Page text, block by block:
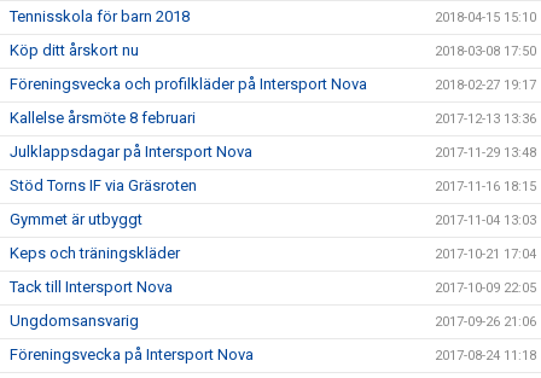
Tennisskola för barn 2018 2018-04-15 15:10
Köp ditt årskort nu 2018-03-08 17:50
Föreningsvecka och profilkläder på Intersport Nova 2018-02-27 19:17
Kallelse årsmöte 8 februari 2017-12-13 13:36
Julklappsdagar på Intersport Nova 2017-11-29 13:48
Stöd Torns IF via Gräsroten 2017-11-16 18:15
Gymmet är utbyggt 2017-11-04 13:03
Keps och träningskläder 2017-10-21 17:04
Tack till Intersport Nova 2017-10-09 22:05
Ungdomsansvarig 2017-09-26 21:06
Föreningsvecka på Intersport Nova 2017-08-24 11:18